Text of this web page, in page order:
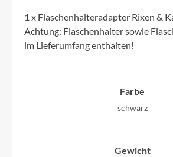
1 x Flaschenhalteradapter Rixen &
Achtung: Flaschenhalter sowie
im Lieferumfang enthalten!
Farbe
schwarz
Gewicht